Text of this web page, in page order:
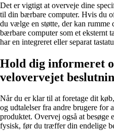
Det er vigtigt at overveje dine
til din bærbare computer. Hvis du
du vælge en støtte, der kan rumme
bærbare computer som et eksternt
har en integreret eller separat
Hold dig informeret
velovervejet
Når du er klar til at foretage dit
og udtalelser fra andre brugere for
produktet. Overvej også at besøge
fysisk, før du træffer din endelige